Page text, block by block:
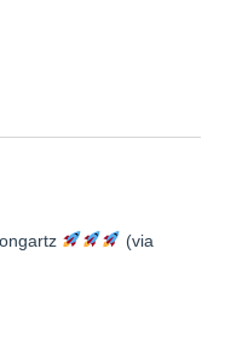
(via